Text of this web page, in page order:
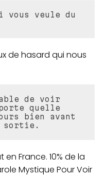
vous veule du
de hasard qui nous
de voir
quelle
bien avant
sortie.
France. 10% de la
Mystique Pour Voir